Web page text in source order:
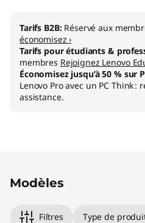
Tarifs B2B: Réservé aux
économisez ›
Tarifs pour étudiants &
membres Rejoignez Lenovo
Économisez jusqu’à 50 % sur
Lenovo Pro avec un PC Think
assistance.
Modèles
Filtres Type de